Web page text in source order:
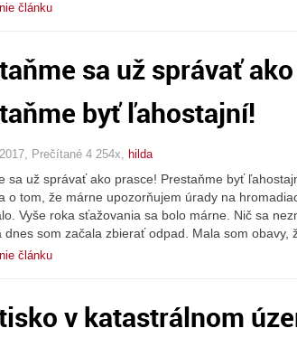
článku
sa už správať
byť ľahostajní!
Prečítané 4 254x, hilda
sa už správať ako prasce! Prestaňme byť
o tom, že márne upozorňujem úrady na
Vyše roka sťažovania sa bolo márne. Nič sa
dnes som začala zbierať odpad. Mala som
článku
v katastrálnom